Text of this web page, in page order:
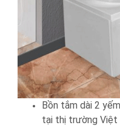
Bồn tắm dài 2
tại thị trường Việt